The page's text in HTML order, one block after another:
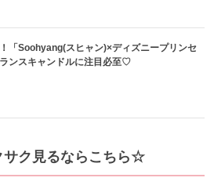
「Soohyang(スヒャン)×ディズニープリンセ
ンスキャンドルに注目必至♡
サク見るならこちら☆